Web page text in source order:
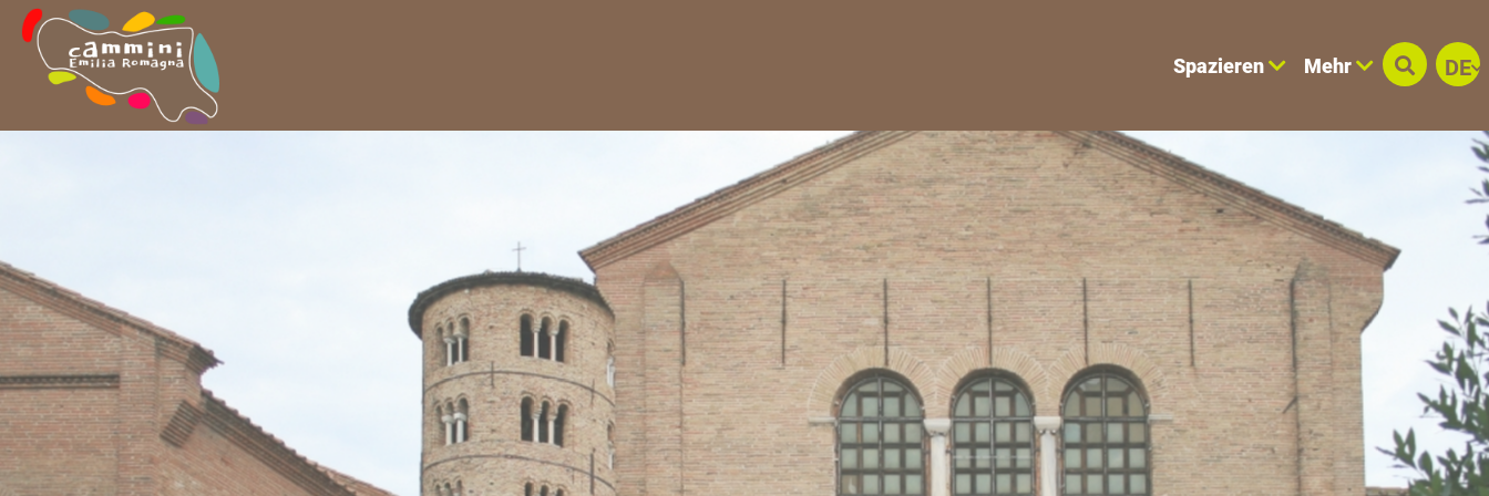
Spazieren Mehr DE